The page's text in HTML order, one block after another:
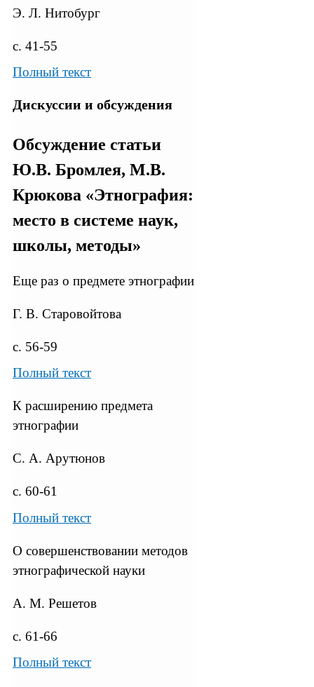
Э. Л. Нитобург
с. 41-55
Полный текст
Дискуссии и обсуждения
Обсуждение статьи
Ю.В. Бромлея, М.В.
Крюкова «Этнография:
место в системе наук,
школы, методы»
Еще раз о предмете этнографии
Г. В. Старовойтова
с. 56-59
Полный текст
К расширению предмета
этнографии
С. А. Арутюнов
с. 60-61
Полный текст
О совершенствовании методов
этнографической науки
А. М. Решетов
с. 61-66
Полный текст